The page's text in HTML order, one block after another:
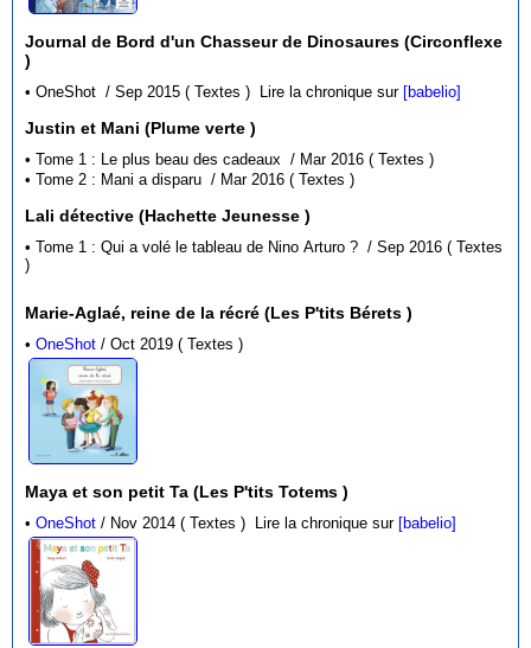
Journal de Bord d'un Chasseur de Dinosaures (Circonflexe
)
• OneShot / Sep 2015 ( Textes ) Lire la chronique sur [babelio]
Justin et Mani (Plume verte )
• Tome 1 : Le plus beau des cadeaux / Mar 2016 ( Textes )
• Tome 2 : Mani a disparu / Mar 2016 ( Textes )
Lali détective (Hachette Jeunesse )
• Tome 1 : Qui a volé le tableau de Nino Arturo ? / Sep 2016 ( Textes
)
Marie-Aglaé, reine de la récré (Les P'tits Bérets )
•OneShot / Oct 2019 ( Textes )
Maya et son petit Ta (Les P'tits Totems )
•OneShot / Nov 2014 ( Textes ) Lire la chronique sur [babelio]